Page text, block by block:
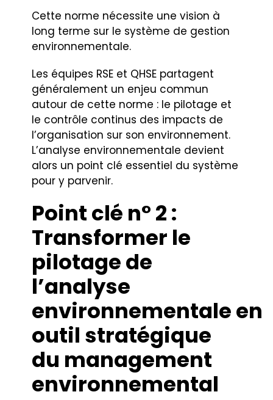
Cette norme nécessite une vision à
long terme sur le système de gestion
environnementale.
Les équipes RSE et QHSE partagent
généralement un enjeu commun
autour de cette norme : le pilotage et
le contrôle continus des impacts de
l’organisation sur son environnement.
L’analyse environnementale devient
alors un point clé essentiel du système
pour y parvenir.
Point clé n° 2 :
Transformer le
pilotage de
l’analyse
environnementale en
outil stratégique
du management
environnemental